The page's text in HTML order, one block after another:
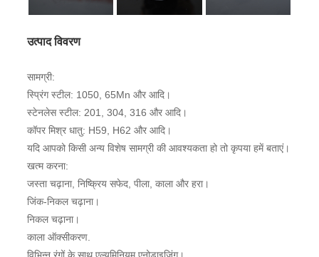
उत्पाद विवरण
सामग्री:
स्प्रिंग स्टील: 1050, 65Mn और आदि।
स्टेनलेस स्टील: 201, 304, 316 और आदि।
कॉपर मिश्र धातु: H59, H62 और आदि।
यदि आपको किसी अन्य विशेष सामग्री की आवश्यकता हो तो कृपया हमें बताएं।
खत्म करना:
जस्ता चढ़ाना, निष्क्रिय सफेद, पीला, काला और हरा।
जिंक-निकल चढ़ाना।
निकल चढ़ाना।
काला ऑक्सीकरण.
विभिन्न रंगों के साथ एल्यूमिनियम एनोडाइजिंग।